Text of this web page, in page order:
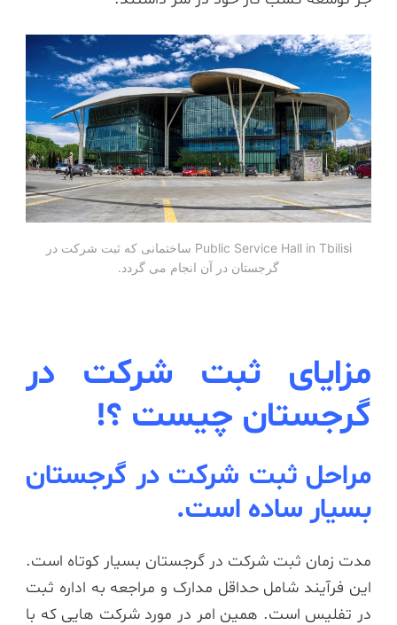
Public Service Hall in Tbilisi ساختمانی که ثبت شرکت در
گرجستان در آن انجام می گردد.
مزایای ثبت شرکت در
گرجستان چیست ؟!
مراحل ثبت شرکت در گرجستان
بسیار ساده است.
مدت زمان ثبت شرکت در گرجستان بسیار کوتاه است.
این فرآیند شامل حداقل مدارک و مراجعه به اداره ثبت
در تفلیس است. همین امر در مورد شرکت هایی که با